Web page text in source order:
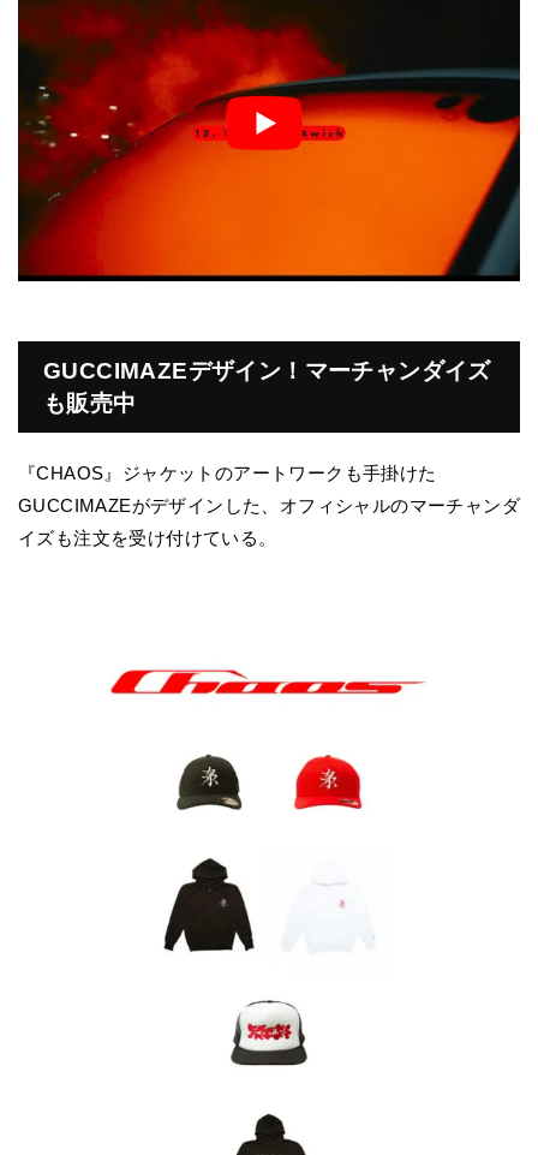
GUCCIMAZEデザイン！マーチャンダイズ
も販売中
『CHAOS』ジャケットのアートワークも手掛けた
GUCCIMAZEがデザインした、オフィシャルのマーチャンダ
イズも注文を受け付けている。